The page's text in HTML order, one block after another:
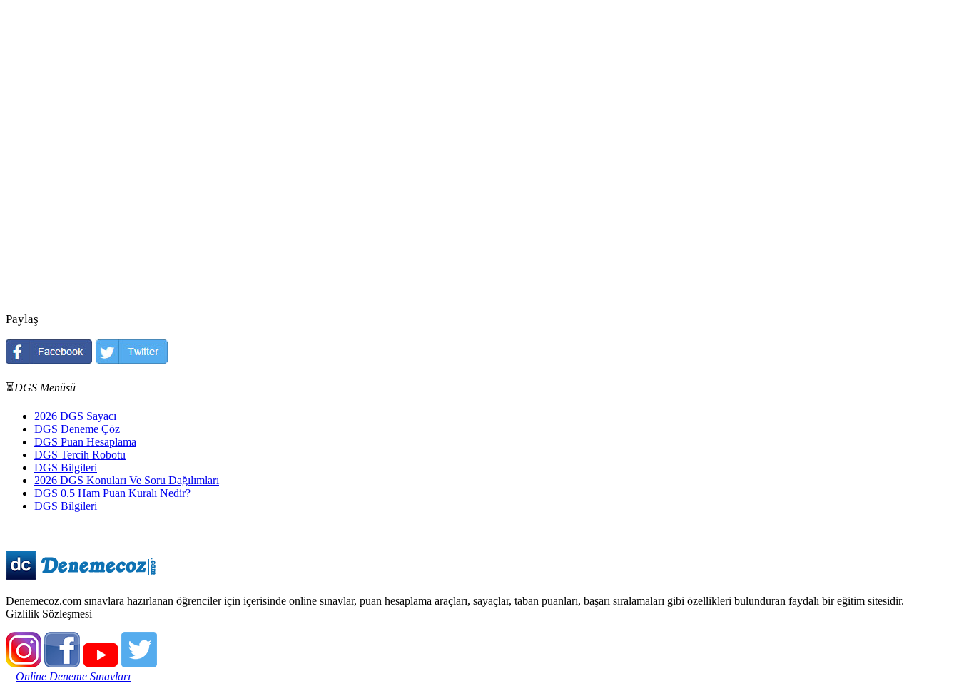
Paylaş
⏳DGS Menüsü
2026 DGS Sayacı
DGS Deneme Çöz
DGS Puan Hesaplama
DGS Tercih Robotu
DGS Bilgileri
2026 DGS Konuları Ve Soru Dağılımları
DGS 0.5 Ham Puan Kuralı Nedir?
DGS Bilgileri
Denemecoz.com sınavlara hazırlanan öğrenciler için içerisinde online sınavlar, puan hesaplama araçları, sayaçlar, taban puanları, başarı sıralamaları gibi özellikleri bulunduran faydalı bir eğitim sitesidir.
Gizlilik Sözleşmesi
Online Deneme Sınavları